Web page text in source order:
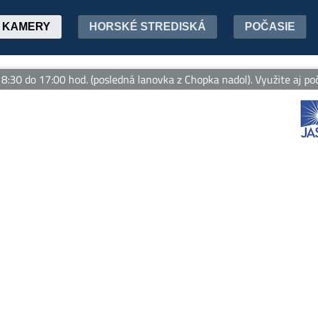
KAMERY HORSKÉ STREDISKÁ POČASIE
17:00 hod. (posledná lanovka z Chopka nadol). Využite aj